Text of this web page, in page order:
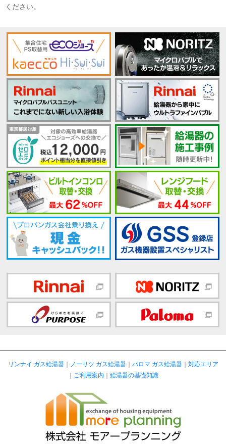
ください。
リンナイ ガス給湯器｜ ノーリツ ガス給湯器｜ パロマ ガス給湯器｜ 対応エリア
ご利用案内 給湯器の基礎知識